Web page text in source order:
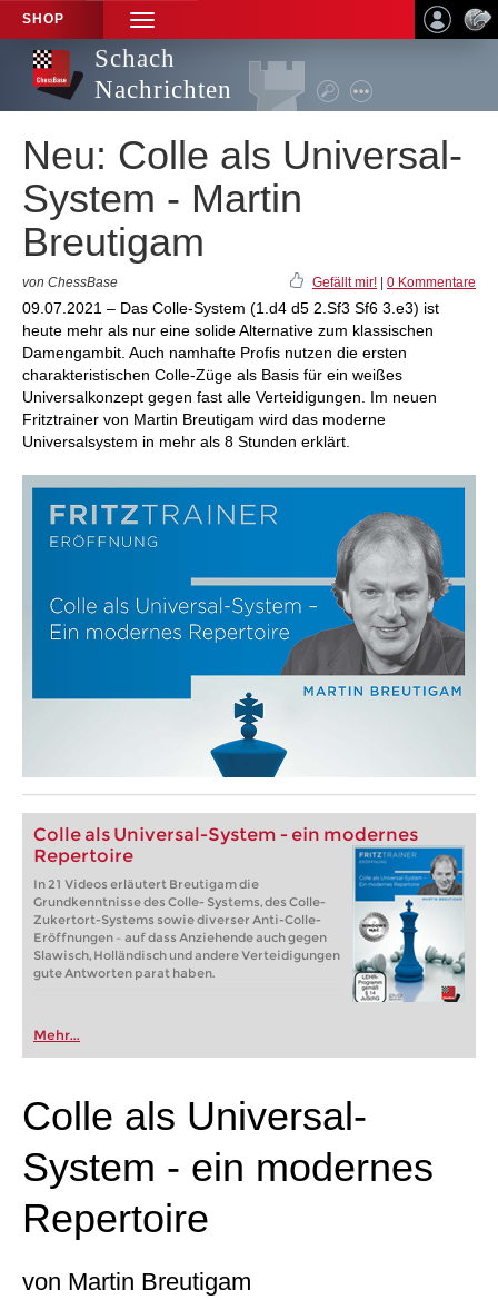
SHOP
TOGGLE
NAVIGATION
Schach
Nachrichten
Neu: Colle als Universal-
System - Martin
Breutigam
von ChessBase Gefällt mir! 0 Kommentare
09.07.2021 – Das Colle-System (1.d4 d5 2.Sf3 Sf6 3.e3) ist
heute mehr als nur eine solide Alternative zum klassischen
Damengambit. Auch namhafte Profis nutzen die ersten
charakteristischen Colle-Züge als Basis für ein weißes
Universalkonzept gegen fast alle Verteidigungen. Im neuen
Fritztrainer von Martin Breutigam wird das moderne
Universalsystem in mehr als 8 Stunden erklärt.
Colle als Universal-System - ein modernes
Repertoire
In 21 Videos erläutert Breutigam die
Grundkenntnisse des Colle- Systems, des Colle-
Zukertort-Systems sowie diverser Anti-Colle-
Eröffnungen – auf dass Anziehende auch gegen
Slawisch, Holländisch und andere Verteidigungen
gute Antworten parat haben.
Mehr...
Colle als Universal-
System - ein modernes
Repertoire
von Martin Breutigam